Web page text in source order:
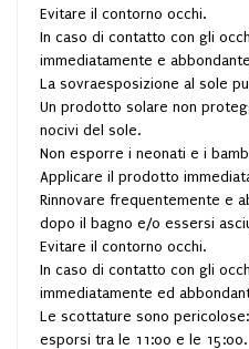
Evitare il contorno occhi.
In caso di contatto con gli
immediatamente e
La sovraesposizione al sole
Un prodotto solare non
nocivi del sole.
Non esporre i neonati e i
Applicare il prodotto
Rinnovare frequentemente e
dopo il bagno e/o essersi
Evitare il contorno occhi.
In caso di contatto con gli
immediatamente ed
Le scottature sono
esporsi tra le 11:00 e le 15:00.